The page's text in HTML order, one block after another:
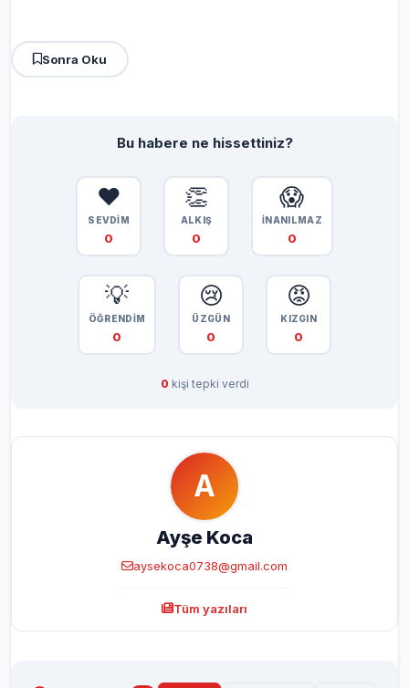
Sonra Oku
Bu habere ne hissettiniz?
❤️
SEVDİM
0
👏
ALKIŞ
0
😱
İNANILMAZ
0
💡
ÖĞRENDİM
0
😢
ÜZGÜN
0
😡
KIZGIN
0
0 kişi tepki verdi
A
Ayşe Koca
aysekoca0738@gmail.com
Tüm yazıları